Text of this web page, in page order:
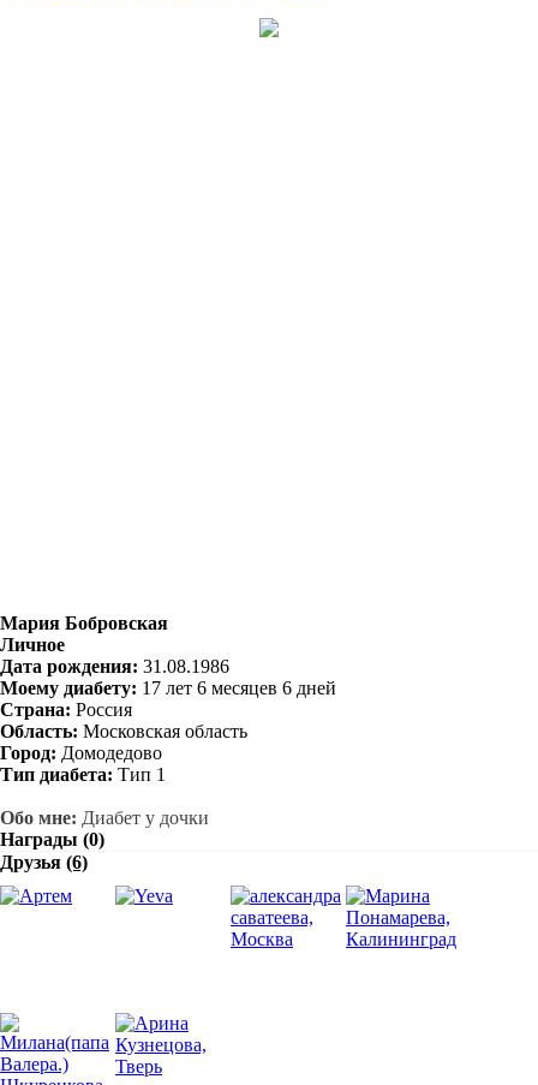
Мария Бобровская
Личное
Дата рождения: 31.08.1986
Моему диабету: 17 лет 6 месяцев 6 дней
Страна: Россия
Область: Московская область
Город: Домодедово
Тип диабета: Тип 1
Обо мне: Диабет у дочки
Награды (0)
Друзья (6)